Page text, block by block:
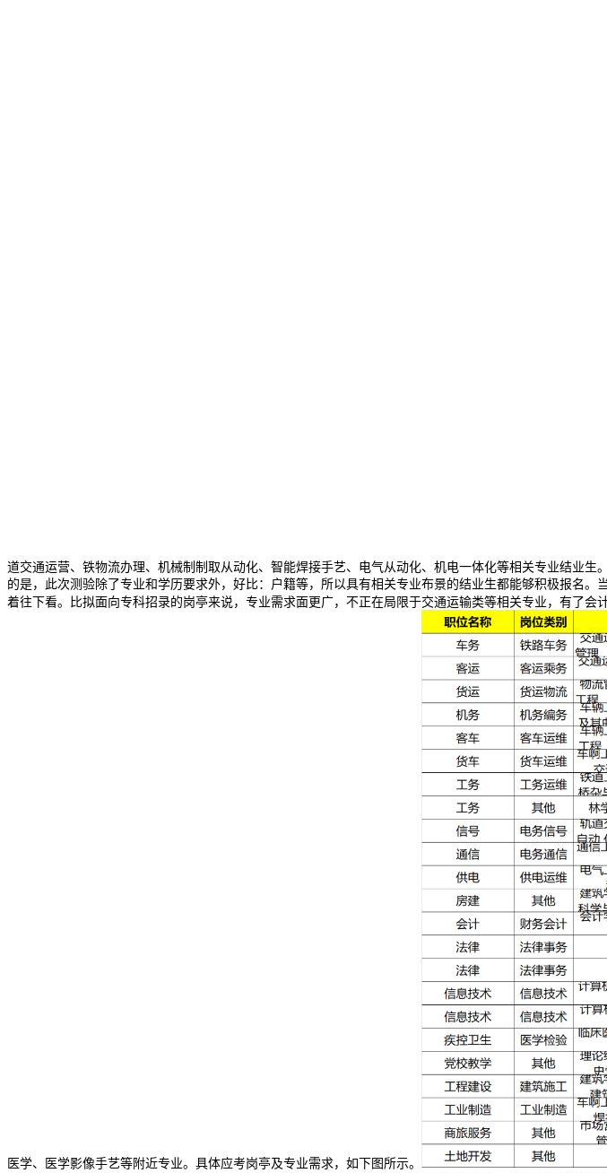
道交通运营、铁物流办理、机械制制取从动化、智能焊接手艺、电气从动化、机电一体化等相关专业结业生。
的是，此次测验除了专业和学历要求外，好比：户籍等，所以具有相关专业布景的结业生都能够积极报名
着往下看。比拟面向专科招录的岗亭来说，专业需求面更广，不正在局限于交通运输类等相关专业，有了
医学、医学影像手艺等附近专业。具体应考岗亭及专业需求，如下图所示。